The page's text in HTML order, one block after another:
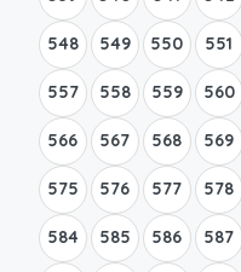
548 549 550 551
557 558 559 560
566 567 568 569
575 576 577 578
584 585 586 587